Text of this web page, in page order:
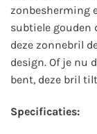
zonbesherming
subtiele gouden
deze zonnebril
design. Of je nu
bent, deze bril
Specificaties: